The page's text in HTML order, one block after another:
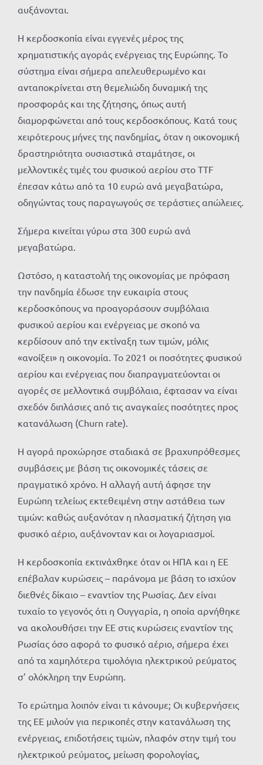
αυξάνονται.
Η κερδοσκοπία είναι εγγενές μέρος της
χρηματιστικής αγοράς ενέργειας της Ευρώπης. Το
σύστημα είναι σήμερα απελευθερωμένο και
ανταποκρίνεται στη θεμελιώδη δυναμική της
προσφοράς και της ζήτησης, όπως αυτή
διαμορφώνεται από τους κερδοσκόπους. Κατά τους
χειρότερους μήνες της πανδημίας, όταν η οικονομική
δραστηριότητα ουσιαστικά σταμάτησε, οι
μελλοντικές τιμές του φυσικού αερίου στο TTF
έπεσαν κάτω από τα 10 ευρώ ανά μεγαβατώρα,
οδηγώντας τους παραγωγούς σε τεράστιες απώλειες.
Σήμερα κινείται γύρω στα 300 ευρώ ανά
μεγαβατώρα.
Ωστόσο, η καταστολή της οικονομίας με πρόφαση
την πανδημία έδωσε την ευκαιρία στους
κερδοσκόπους να προαγοράσουν συμβόλαια
φυσικού αερίου και ενέργειας με σκοπό να
κερδίσουν από την εκτίναξη των τιμών, μόλις
«ανοίξει» η οικονομία. Το 2021 οι ποσότητες φυσικού
αερίου και ενέργειας που διαπραγματεύονται οι
αγορές σε μελλοντικά συμβόλαια, έφτασαν να είναι
σχεδόν διπλάσιες από τις αναγκαίες ποσότητες προς
κατανάλωση (Churn rate).
Η αγορά προχώρησε σταδιακά σε βραχυπρόθεσμες
συμβάσεις με βάση τις οικονομικές τάσεις σε
πραγματικό χρόνο. Η αλλαγή αυτή άφησε την
Ευρώπη τελείως εκτεθειμένη στην αστάθεια των
τιμών: καθώς αυξανόταν η πλασματική ζήτηση για
φυσικό αέριο, αυξάνονταν και οι λογαριασμοί.
Η κερδοσκοπία εκτινάχθηκε όταν οι ΗΠΑ και η ΕΕ
επέβαλαν κυρώσεις – παράνομα με βάση το ισχύον
διεθνές δίκαιο – εναντίον της Ρωσίας. Δεν είναι
τυχαίο το γεγονός ότι η Ουγγαρία, η οποία αρνήθηκε
να ακολουθήσει την ΕΕ στις κυρώσεις εναντίον της
Ρωσίας όσο αφορά το φυσικό αέριο, σήμερα έχει
από τα χαμηλότερα τιμολόγια ηλεκτρικού ρεύματος
σ’ ολόκληρη την Ευρώπη.
Το ερώτημα λοιπόν είναι τι κάνουμε; Οι κυβερνήσεις
της ΕΕ μιλούν για περικοπές στην κατανάλωση της
ενέργειας, επιδοτήσεις τιμών, πλαφόν στην τιμή του
ηλεκτρικού ρεύματος, μείωση φορολογίας,